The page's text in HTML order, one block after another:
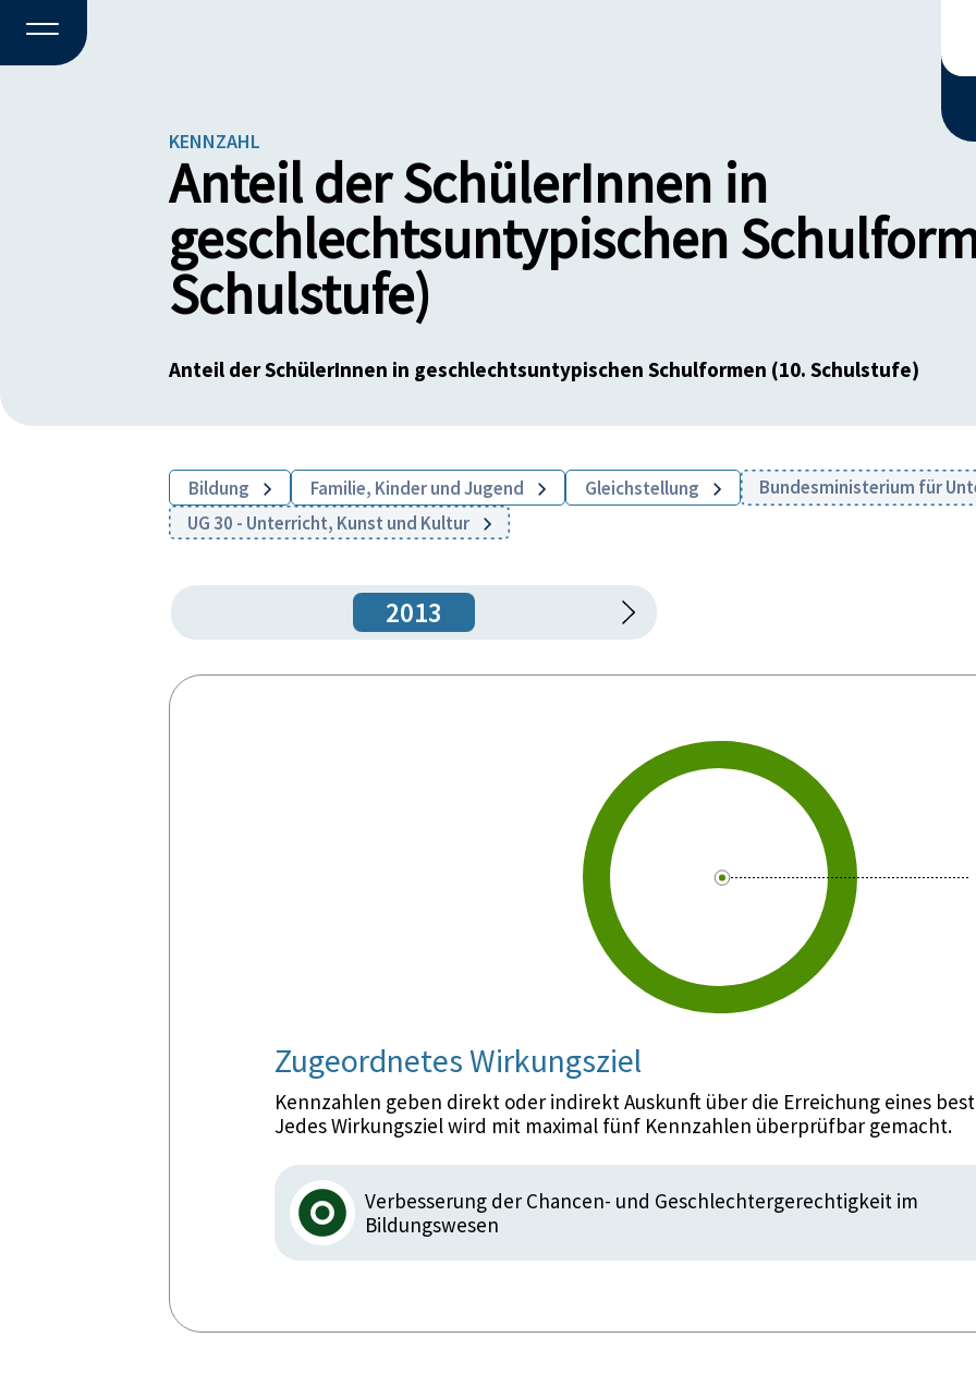
KENNZAHL
Anteil der SchülerInnen in
geschlechtsuntypischen
Schulstufe)
Anteil der SchülerInnen in geschlechtsuntypischen Schulformen (10. Schulstufe)
Bildung Familie, Kinder und Jugend Gleichstellung
Bundesministerium für
UG 30 - Unterricht, Kunst und Kultur
2013
Zugeordnetes Wirkungsziel
Kennzahlen geben direkt oder indirekt Auskunft über die Erreichung eines
Jedes Wirkungsziel wird mit maximal fünf Kennzahlen überprüfbar gemacht.
Verbesserung der Chancen- und Geschlechtergerechtigkeit im
Bildungswesen